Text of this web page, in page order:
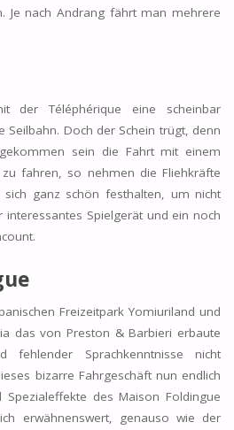
Je nach Andrang fährt man mehrere
der Téléphérique eine scheinbar
Doch der Schein trügt, denn
sein die Fahrt mit einem
zu fahren, so nehmen die Fliehkräfte
ganz schön festhalten, um nicht
interessantes Spielgerät und ein noch
Freizeitpark Yomiuriland und
das von Preston & Barbieri erbaute
fehlender Sprachkenntnisse nicht
bizarre Fahrgeschäft nun endlich
des Maison Foldingue
erwähnenswert, genauso wie der